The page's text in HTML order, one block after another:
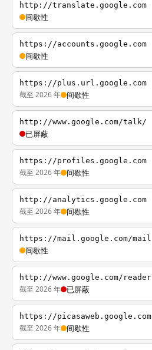
http://translate.google.com
间歇性
https://accounts.google.com
间歇性
https://plus.url.google.com
截至 2026 年 间歇性
http://www.google.com/talk/
已屏蔽
https://profiles.google.com
截至 2026 年 间歇性
http://analytics.google.com
截至 2026 年 间歇性
https://mail.google.com/mail
间歇性
http://www.google.com/reader
截至 2026 年 已屏蔽
https://picasaweb.google.com
截至 2026 年 间歇性